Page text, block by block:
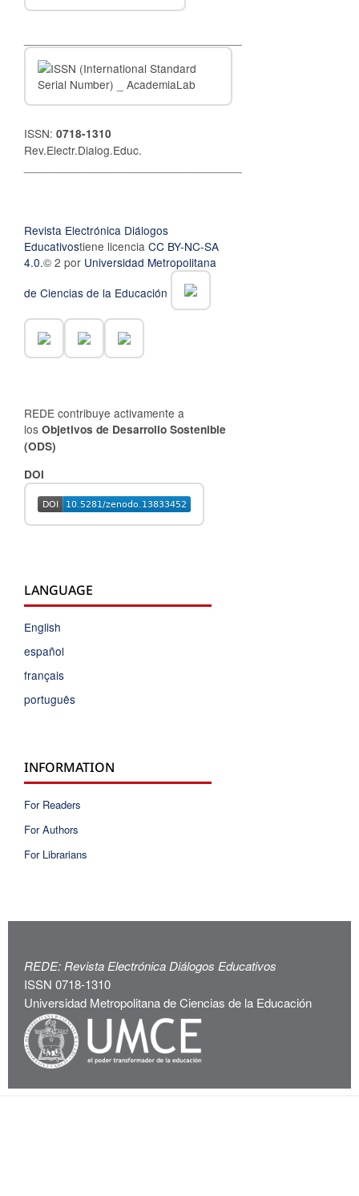
ISSN: 0718-1310
Rev.Electr.Dialog.Educ.
Revista Electrónica Diálogos
Educativostiene licencia CC BY-NC-SA
4.0.© 2 por Universidad Metropolitana
de Ciencias de la Educación
REDE contribuye activamente a
los Objetivos de Desarrollo Sostenible
(ODS)
DOI
LANGUAGE
English
español
français
português
INFORMATION
For Readers
For Authors
For Librarians
REDE: Revista Electrónica Diálogos Educativos
ISSN 0718-1310
Universidad Metropolitana de Ciencias de la Educación